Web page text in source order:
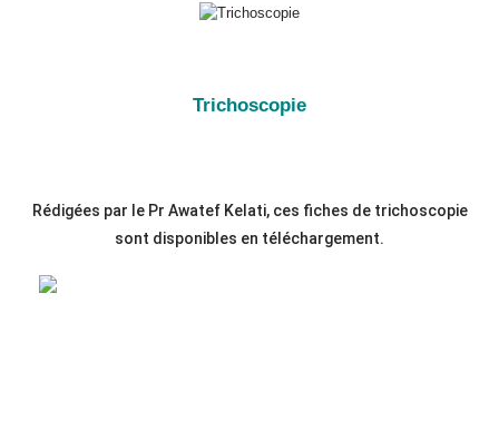
Trichoscopie
Rédigées par le Pr Awatef Kelati, ces fiches de trichoscopie
sont disponibles en téléchargement.